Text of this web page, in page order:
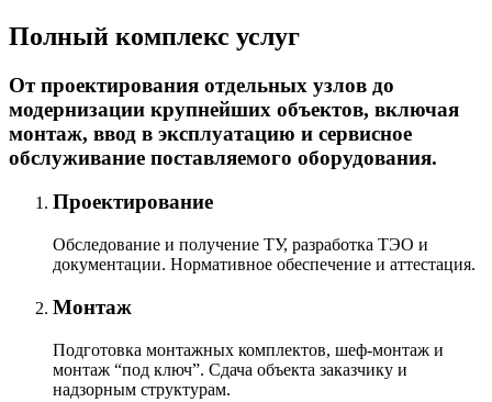
Полный комплекс услуг
От проектирования отдельных узлов до
модернизации крупнейших объектов, включая
монтаж, ввод в эксплуатацию и сервисное
обслуживание поставляемого оборудования.
Проектирование
Обследование и получение ТУ, разработка ТЭО и
документации. Нормативное обеспечение и аттестация.
Монтаж
Подготовка монтажных комплектов, шеф-монтаж и
монтаж “под ключ”. Сдача объекта заказчику и
надзорным структурам.